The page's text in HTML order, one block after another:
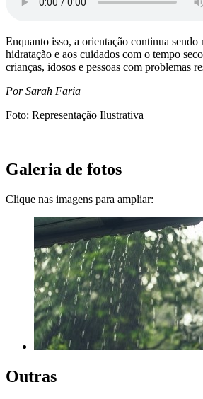
Enquanto isso, a orientação continua sendo
hidratação e aos cuidados com o tempo
crianças, idosos e pessoas com problemas
Por Sarah Faria
Foto: Representação Ilustrativa
Galeria de fotos
Clique nas imagens para ampliar:
Outras